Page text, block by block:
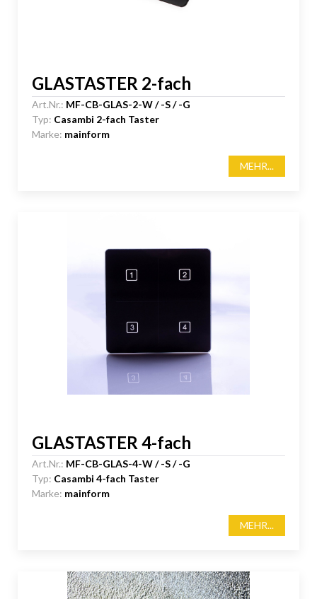
GLASTASTER 2-fach
Art.Nr.: MF-CB-GLAS-2-W / -S / -G
Typ: Casambi 2-fach Taster
Marke: mainform
MEHR...
GLASTASTER 4-fach
Art.Nr.: MF-CB-GLAS-4-W / -S / -G
Typ: Casambi 4-fach Taster
Marke: mainform
MEHR...